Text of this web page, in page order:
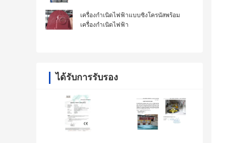
เครื่องกำเนิดไฟฟ้าแบบซิงโครนัสพร้อม
เครื่องกำเนิดไฟฟ้า
ได้รับการรับรอง